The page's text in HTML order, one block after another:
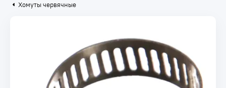
Хомуты червячные